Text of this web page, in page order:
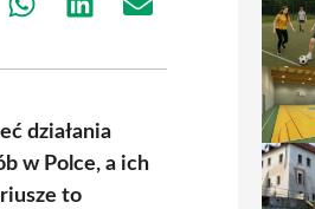
Share Share Share
działania
w Polce, a ich
to